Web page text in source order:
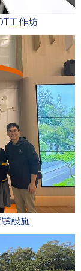
工作坊
設施